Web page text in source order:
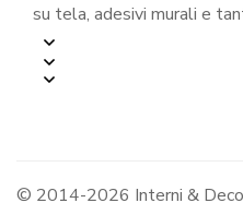
su tela, adesivi murali e
© 2014-2026 Interni &